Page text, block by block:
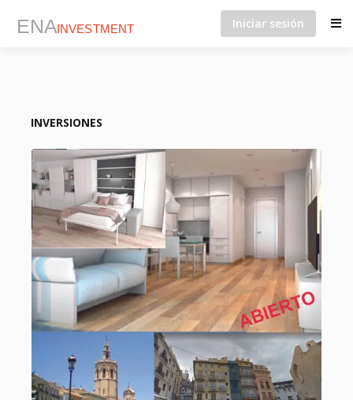
Iniciar sesión
INVERSIONES